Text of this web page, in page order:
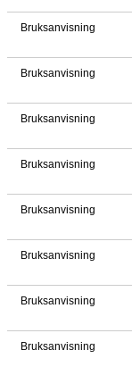
Bruksanvisning
Bruksanvisning
Bruksanvisning
Bruksanvisning
Bruksanvisning
Bruksanvisning
Bruksanvisning
Bruksanvisning